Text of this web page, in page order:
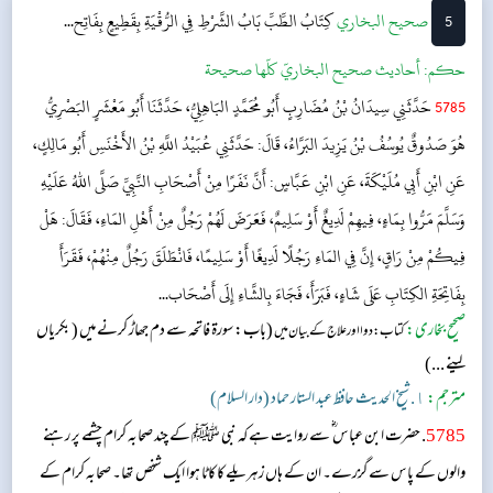
5 ‌‌صحيح البخاريكِتَابُ الطِّبِّبَابُ الشَّرْطِ فِي الرُّقْيَةِ بِقَطِيعٍ بِفَاتِح...
حکم:أحاديث صحيح البخاريّ كلّها صحيحة
5785حَدَّثَنِي سِيدَانُ بْنُ مُضَارِبٍ أَبُو مُحَمَّدٍ البَاهِلِيُّ، حَدَّثَنَا أَبُو مَعْشَرٍ البَصْرِيُّ
هُوَ صَدُوقٌ يُوسُفُ بْنُ يَزِيدَ البَرَّاءُ، قَالَ: حَدَّثَنِي عُبَيْدُ اللَّهِ بْنُ الأَخْنَسِ أَبُو مَالِكٍ،
عَنِ ابْنِ أَبِي مُلَيْكَةَ، عَنِ ابْنِ عَبَّاسٍ: أَنَّ نَفَرًا مِنْ أَصْحَابِ النَّبِيِّ صَلَّى اللهُ عَلَيْهِ
وَسَلَّمَ مَرُّوا بِمَاءٍ، فِيهِمْ لَدِيغٌ أَوْ سَلِيمٌ، فَعَرَضَ لَهُمْ رَجُلٌ مِنْ أَهْلِ المَاءِ، فَقَالَ: هَلْ
فِيكُمْ مِنْ رَاقٍ، إِنَّ فِي المَاءِ رَجُلًا لَدِيغًا أَوْ سَلِيمًا، فَانْطَلَقَ رَجُلٌ مِنْهُمْ، فَقَرَأَ
بِفَاتِحَةِ الكِتَابِ عَلَى شَاءٍ، فَبَرَأَ، فَجَاءَ بِالشَّاءِ إِلَى أَصْحَاب...
صحیح بخاری:کتاب: دوا اور علاج کے بیان میں(باب: سورۃ فاتحہ سے دم جھاڑ کرنے میں ( بکریاں
لینے ...)
مترجم: ١. شیخ الحدیث حافظ عبد الستار حماد (دار السلام)
5785 . حضرت ابن عباس ؓ سے روایت ہے کہ نبی ﷺ کے چند صحابہ کرام چشمے پر رہنے
والوں کے پاس سے گزرے۔ ان کے ہاں زہریلے کا کاٹا ہوا ایک شخص تھا۔ صحابہ کرام کے